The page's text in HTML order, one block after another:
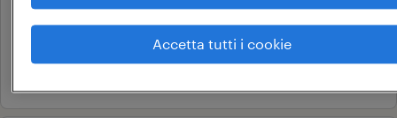
tempo determinato
22.000 € - 28.000 € annuale
15 giugno 2026
Accetta tutti i cookie